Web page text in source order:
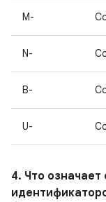
M-
N-
B-
U-
4. Что